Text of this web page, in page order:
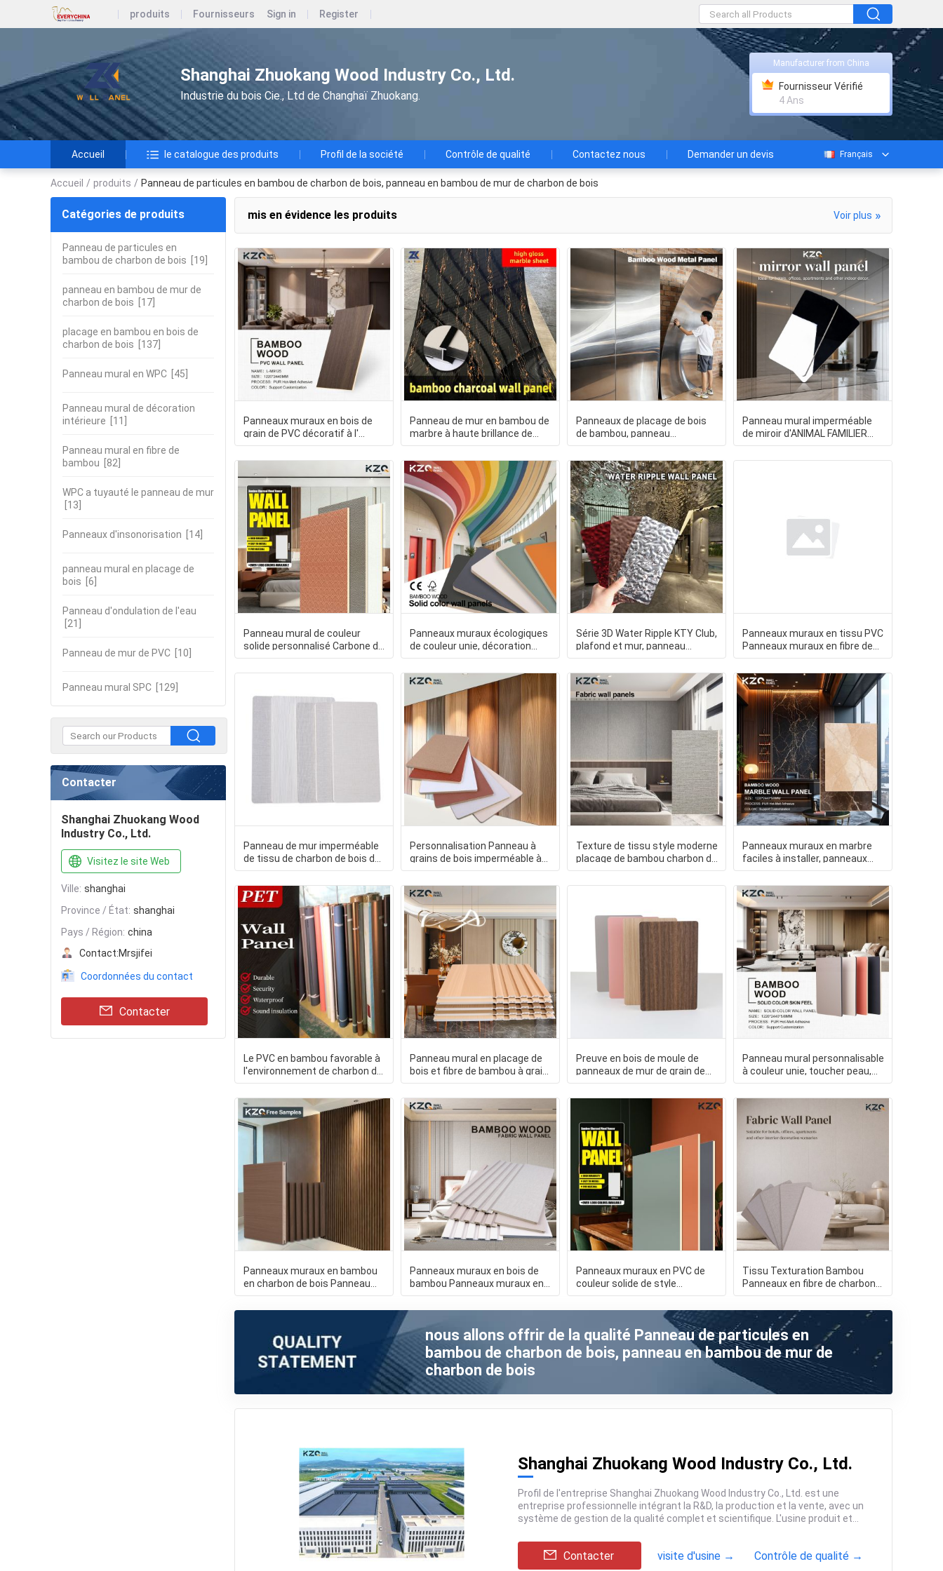
produits Fournisseurs Sign in Register
Shanghai Zhuokang Wood Industry Co., Ltd.
Industrie du bois Cie., Ltd de Changhaï Zhuokang.
Manufacturer from China
Fournisseur Vérifié
4 Ans
Accueil le catalogue des produits Profil de la société Contrôle de qualité Contactez nous Demander un devis Français
Accueil / produits / Panneau de particules en bambou de charbon de bois, panneau en bambou de mur de charbon de bois
Catégories de produits
Panneau de particules en
bambou de charbon de bois [19]
panneau en bambou de mur de
charbon de bois [17]
placage en bambou en bois de
charbon de bois [137]
Panneau mural en WPC [45]
Panneau mural de décoration
intérieure [11]
Panneau mural en fibre de
bambou [82]
WPC a tuyauté le panneau de mur
[13]
Panneaux d'insonorisation [14]
panneau mural en placage de
bois [6]
Panneau d'ondulation de l'eau
[21]
Panneau de mur de PVC [10]
Panneau mural SPC [129]
Contacter
Shanghai Zhuokang Wood
Industry Co., Ltd.
Visitez le site Web
Ville: shanghai
Province / État: shanghai
Pays / Région: china
Contact:Mrsjifei
Coordonnées du contact
Contacter
mis en évidence les produits Voir plus »
Panneaux muraux en bois de
grain de PVC décoratif à l'
intérieur, de couleurs
Panneau de mur en bambou de
marbre à haute brillance de
charbon de bois d'ANIMAL
Panneaux de placage de bois
de bambou, panneau
métallique, décoration
intérieure
Panneau mural imperméable
de miroir d'ANIMAL FAMILIER
d'ODM d'OEM pour le projet
Panneau mural de couleur
solide personnalisé Carbone de
bois de bambou Veneur
Panneaux muraux écologiques
de couleur unie, décoration
murale intérieure,
Série 3D Water Ripple KTY Club,
plafond et mur, panneau
décoratif en charbon de
Panneaux muraux en tissu PVC
Panneaux muraux en fibre de
bois en bambou Panneau
Panneau de mur imperméable
de tissu de charbon de bois de
bambou de décoration
Personnalisation Panneau à
grains de bois imperméable à
l'eau anti-collision
Texture de tissu style moderne
placage de bambou charbon de
bois pour décoration
Panneaux muraux en marbre
faciles à installer, panneaux
muraux décoratifs d'int
Le PVC en bambou favorable à
l'environnement de charbon de
bois d'ANIMAL
Panneau mural en placage de
bois et fibre de bambou à grain
de bois moderne pour
Preuve en bois de moule de
panneaux de mur de grain de
Crystal Bamboo Charcoal
Panneau mural personnalisable
à couleur unie, toucher peau,
en fibre de bambou
Panneaux muraux en bambou
en charbon de bois Panneau
imperméable à l'eau Faucon
Panneaux muraux en bois de
bambou Panneaux muraux en
PVC
Panneaux muraux en PVC de
couleur solide de style
moderne écologique Bambou
Tissu Texturation Bambou
Panneaux en fibre de charbon
Panneaux décoratifs int
nous allons offrir de la qualité Panneau de particules en
bambou de charbon de bois, panneau en bambou de mur de
charbon de bois
Shanghai Zhuokang Wood Industry Co., Ltd.
Profil de l'entreprise Shanghai Zhuokang Wood Industry Co., Ltd. est une
entreprise professionnelle intégrant la R&D, la production et la vente, avec un
système de gestion de la qualité complet et scientifique. L'usine produit et...
Contacter visite d'usine → Contrôle de qualité →